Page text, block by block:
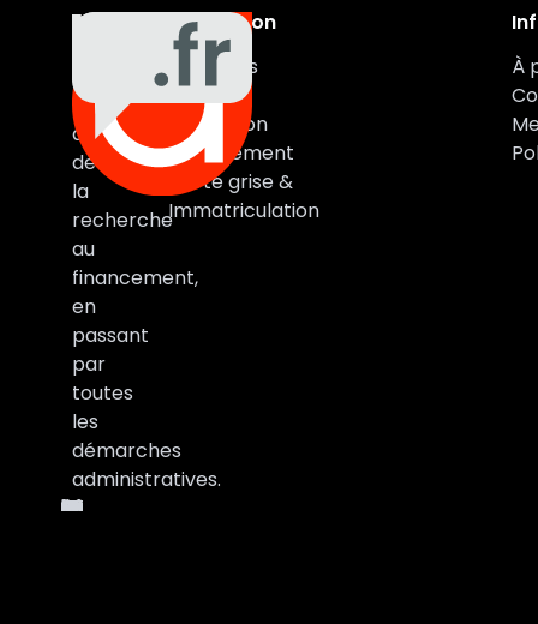
Auto
vous
accompagne
de
la
recherche
au
financement,
en
passant
par
toutes
les
démarches
administratives.
Navigation
Véhicules
Marques
Estimation
Financement
Carte grise &
Immatriculation
À